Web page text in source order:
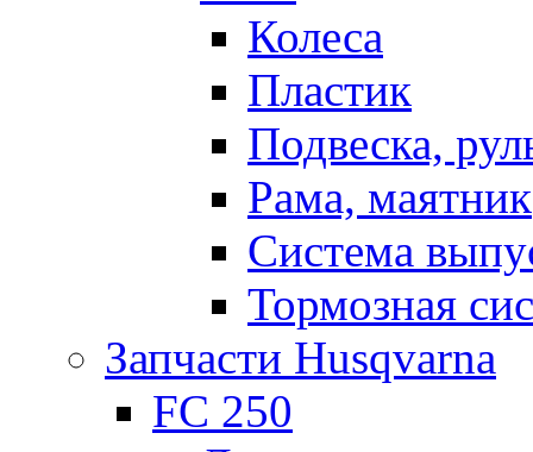
Колеса
Пластик
Подвеска,
Рама, маятник
Система
Тормозная
Запчасти Husqvarna
FC 250